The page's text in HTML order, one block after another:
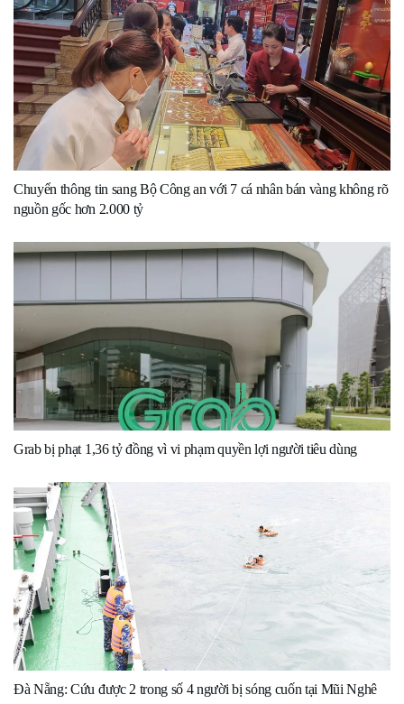
Chuyển thông tin sang Bộ Công an với 7 cá nhân bán vàng không rõ
nguồn gốc hơn 2.000 tỷ
Grab bị phạt 1,36 tỷ đồng vì vi phạm quyền lợi người tiêu dùng
Đà Nẵng: Cứu được 2 trong số 4 người bị sóng cuốn tại Mũi Nghê